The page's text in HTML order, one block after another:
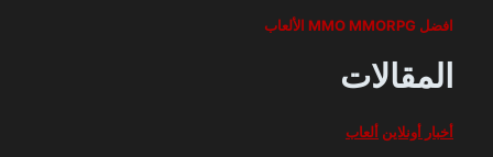
افضل MMO MMORPG الألعاب
المقالات
أخبار أونلاين ألعاب